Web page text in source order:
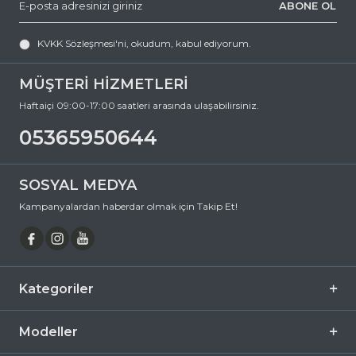
0 (536) 595 06 44
e-posta adresimize yazabilirsiniz.
MATSUDA 10601 PW-BLK 45 Yuvarlak Titanyum Güneş Gözlüğü,
hem göz sağlığınızı koruyan hem de stilinizi tamamlayan
sepetinize ekleyin. Siparişiniz en kısa sürede kapınıza gelsin. Keyifli
alışverişler dileriz.
Polarize
MÜŞTERİ HİZMETLERİ
Haftaiçi 09:00-17:00 saatleri arasında ulaşabilirsiniz.
05365950644
ABONE OL
KVKK Sözleşmesi'ni, okudum, kabul ediyorum.
SOSYAL MEDYA
Kampanyalardan haberdar olmak için Takip Et!
Kategoriler
Modeller